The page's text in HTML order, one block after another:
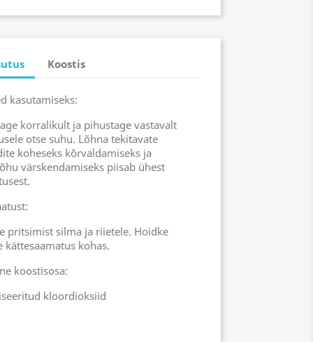
Koostis
kasutamiseks:
korralikult ja pihustage vastavalt
otse suhu. Lõhna tekitavate
koheseks kõrvaldamiseks ja
värskendamiseks piisab ühest
pritsimist silma ja riietele. Hoidke
kättesaamatus kohas.
koostisosa:
kloordioksiid